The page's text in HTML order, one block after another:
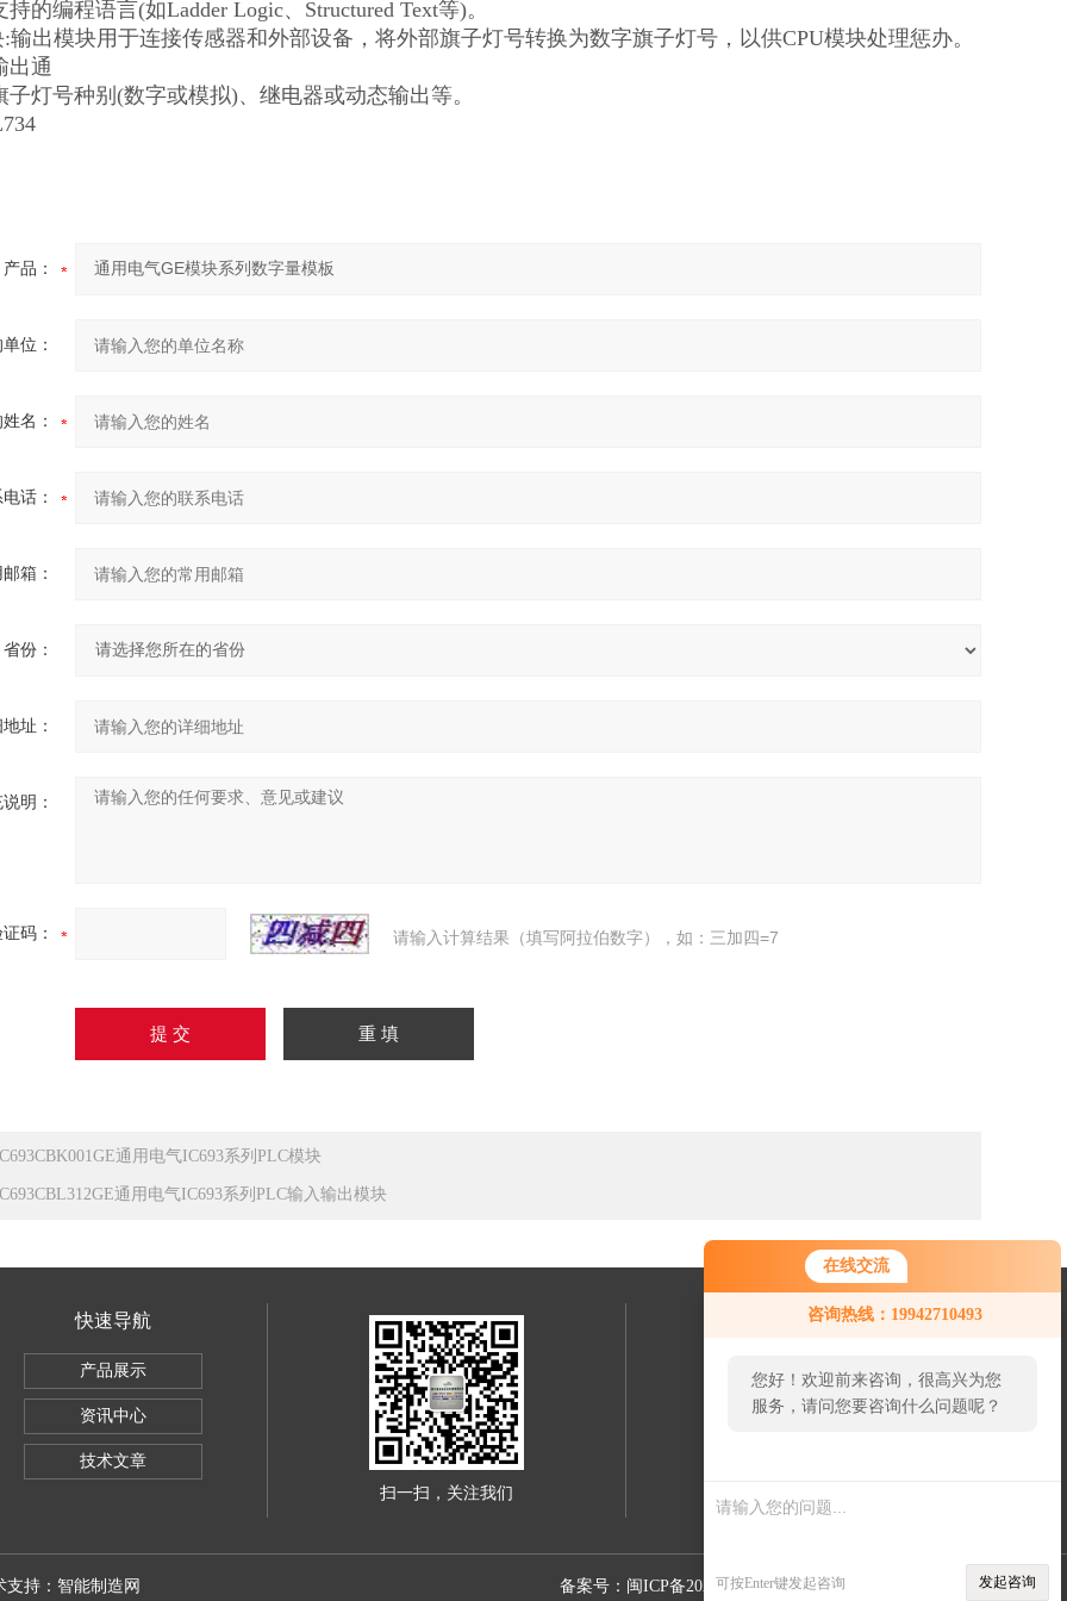
在线交流
咨询热线：19942710493
您好！欢迎前来咨询，很高兴为您
服务，请问您要咨询什么问题呢？
好，
看您
很久
可按Enter键发起咨询 发起咨询
的编程语言(如Ladder Logic、Structured Text等)。
输出模块用于连接传感器和外部设备，将外部旗子灯号转换为数字旗子灯号，以供CPU模块处理惩办。
出通
子灯号种别(数字或模拟)、继电器或动态输出等。
产品：
位：
名：
话：
箱：
省份：
址：
明：
码： 请输入计算结果（填写阿拉伯数字），如：三加四=7
通用电气IC693系列PLC模块
通用电气IC693系列PLC输入输出模块
数字量直流输入模块
快速导航
产品展示
资讯中心
技术文章
扫一扫，关注我们
24小时热线：
持： 智能制造网 备案号：闽ICP备2022015626号-5 Sitemap.xml 管理登陆